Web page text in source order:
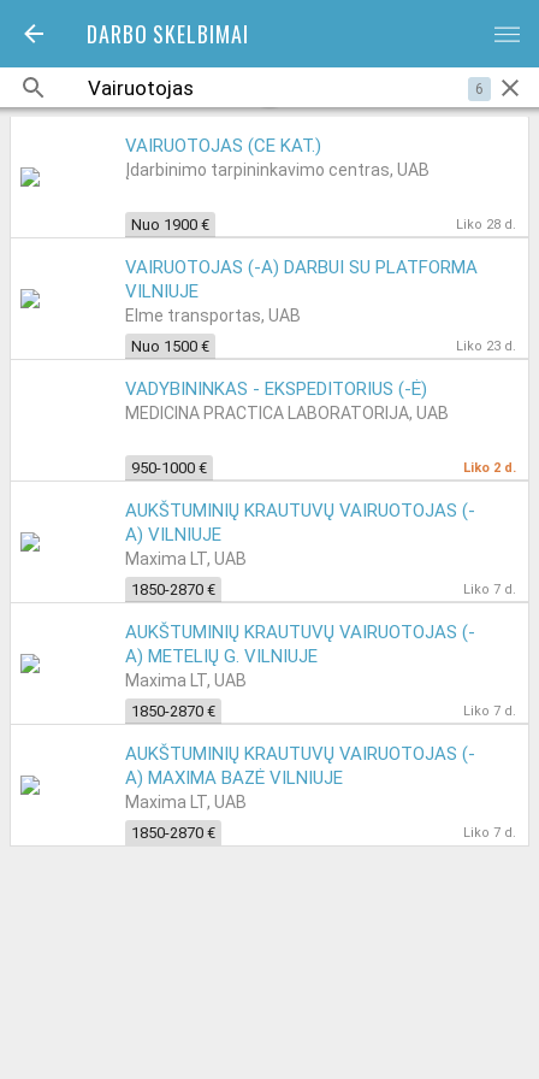
DARBO SKELBIMAI bars
6
VAIRUOTOJAS (CE KAT.)
Įdarbinimo tarpininkavimo centras, UAB
Nuo 1900 € Liko 28 d.
VAIRUOTOJAS (-A) DARBUI SU PLATFORMA
VILNIUJE
Elme transportas, UAB
Nuo 1500 € Liko 23 d.
VADYBININKAS - EKSPEDITORIUS (-Ė)
MEDICINA PRACTICA LABORATORIJA, UAB
950-1000 € Liko 2 d.
AUKŠTUMINIŲ KRAUTUVŲ VAIRUOTOJAS (-
A) VILNIUJE
Maxima LT, UAB
1850-2870 € Liko 7 d.
AUKŠTUMINIŲ KRAUTUVŲ VAIRUOTOJAS (-
A) METELIŲ G. VILNIUJE
Maxima LT, UAB
1850-2870 € Liko 7 d.
AUKŠTUMINIŲ KRAUTUVŲ VAIRUOTOJAS (-
A) MAXIMA BAZĖ VILNIUJE
Maxima LT, UAB
1850-2870 € Liko 7 d.